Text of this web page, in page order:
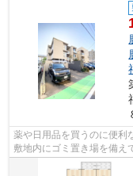
薬や日用品を買うのに便利
敷地内にゴミ置き場を備え
ッとゴミ出しを終えられま